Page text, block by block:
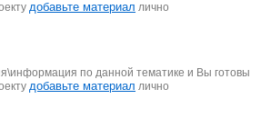
добавьте материал лично
по данной тематике и Вы готовы
добавьте материал лично